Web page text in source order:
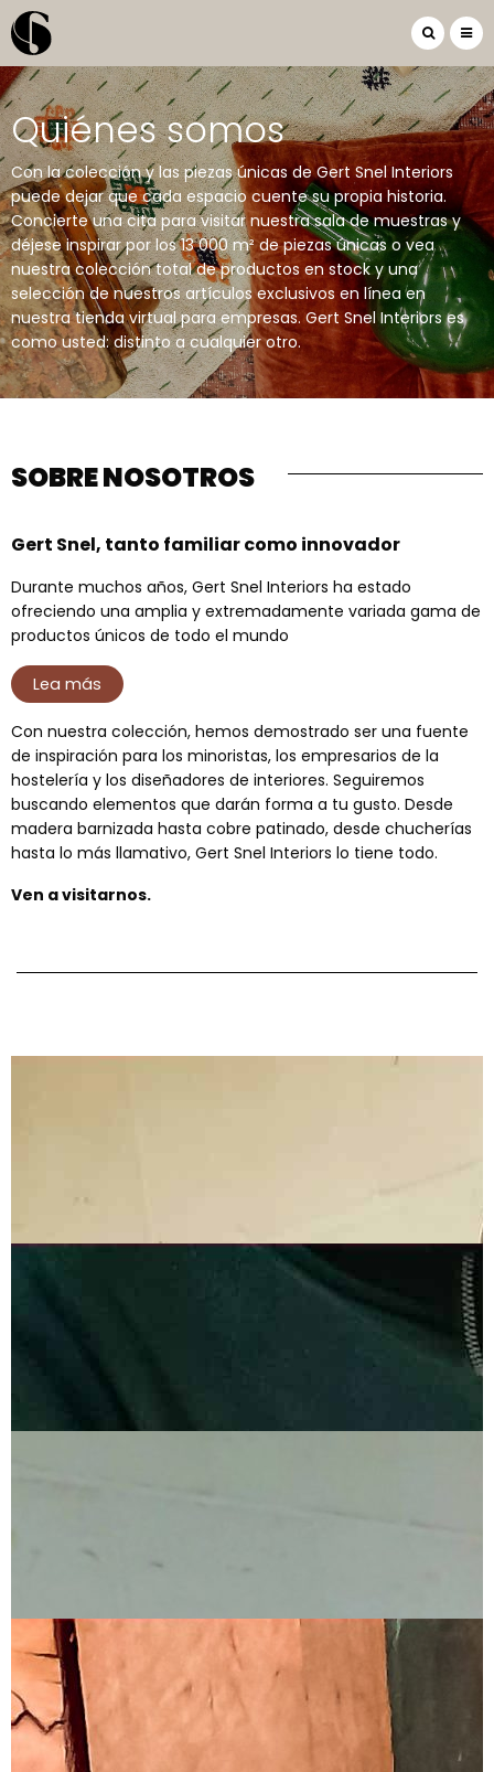
Quiénes somos
Con la colección y las piezas únicas de Gert Snel Interiors
puede dejar que cada espacio cuente su propia historia.
Concierte una cita para visitar nuestra sala de muestras y
déjese inspirar por los 13 000 m² de piezas únicas o vea
nuestra colección total de productos en stock y una
selección de nuestros artículos exclusivos en línea en
nuestra tienda virtual para empresas. Gert Snel Interiors es
como usted: distinto a cualquier otro.
SOBRE NOSOTROS
Gert Snel, tanto familiar como innovador
Durante muchos años, Gert Snel Interiors ha estado
ofreciendo una amplia y extremadamente variada gama de
productos únicos de todo el mundo
Lea más
Con nuestra colección, hemos demostrado ser una fuente
de inspiración para los minoristas, los empresarios de la
hostelería y los diseñadores de interiores. Seguiremos
buscando elementos que darán forma a tu gusto. Desde
madera barnizada hasta cobre patinado, desde chucherías
hasta lo más llamativo, Gert Snel Interiors lo tiene todo.
Ven a visitarnos.
Pura artesanía con amor por el
producto
talentosos artesanos transforman hermosos jarrones en
atención a los detalles o hacen ajustes cosméticos a los
artículos recibidos. Siempre nos asombran los hermosos
artículos que salen de nuestro taller. ¿Quieres echar un
vistazo a este proceso también? ¿O estás interesado en una
lámpara a medida? ¡Nuestros talentosos trabajadores están
listos para cualquier cosa!